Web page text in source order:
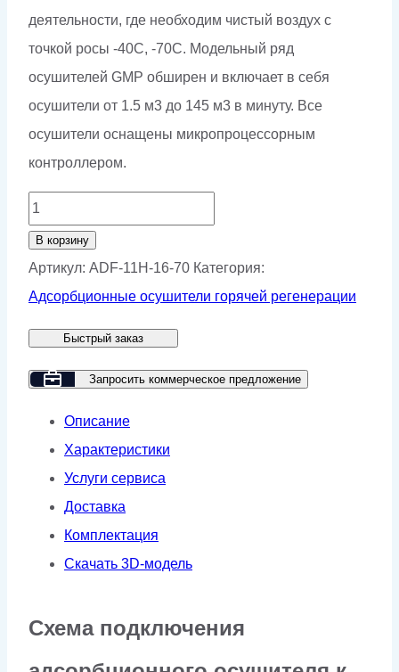
деятельности, где необходим чистый воздух с
точкой росы -40С, -70С. Модельный ряд
осушителей GMP обширен и включает в себя
осушители от 1.5 м3 до 145 м3 в минуту. Все
осушители оснащены микропроцессорным
контроллером.
Количество
товара
Адсорбционный
осушитель
ADF-
11H-
В корзину
Артикул: ADF-11H-16-70 Категория:
Адсорбционные осушители горячей регенерации
Быстрый заказ
Запросить коммерческое предложение
Описание
Характеристики
Услуги сервиса
Доставка
Комплектация
Скачать 3D-модель
Схема подключения